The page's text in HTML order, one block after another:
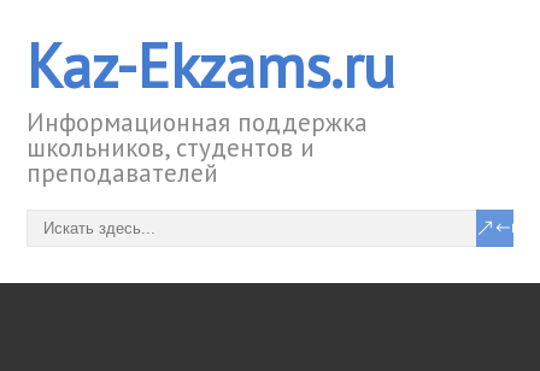
Kaz-Ekzams.ru
Информационная поддержка
школьников, студентов и
преподавателей